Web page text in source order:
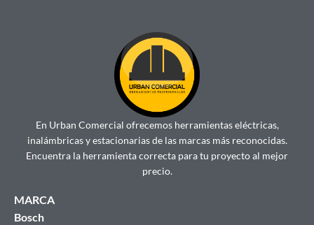
En Urban Comercial ofrecemos herramientas eléctricas,
inalámbricas y estacionarias de las marcas más reconocidas.
Encuentra la herramienta correcta para tu proyecto al mejor
precio.
MARCA
Bosch